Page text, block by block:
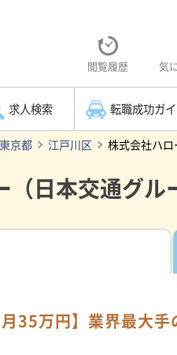
閲覧履歴
気
求人検索 転職成功ガ
東京都 江戸川区 株式会社ハロ
（日本交通グ
35万円】業界最大